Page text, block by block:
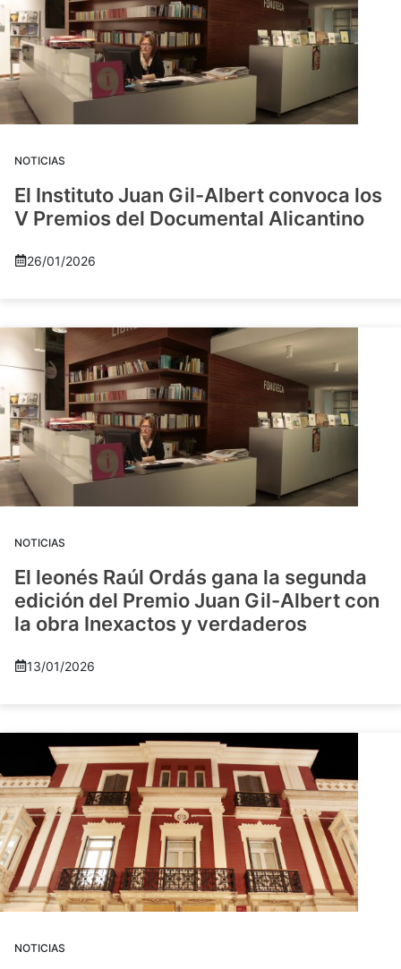
NOTICIAS
El Instituto Juan Gil-Albert convoca los
V Premios del Documental Alicantino
26/01/2026
NOTICIAS
El leonés Raúl Ordás gana la segunda
edición del Premio Juan Gil-Albert con
la obra Inexactos y verdaderos
13/01/2026
NOTICIAS